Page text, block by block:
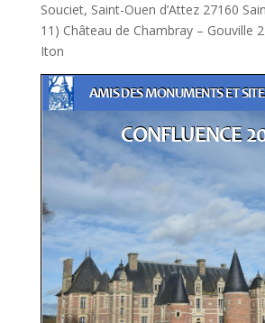
Souciet, Saint-Ouen d’Attez 27160
11) Château de Chambray – Gouville
Iton